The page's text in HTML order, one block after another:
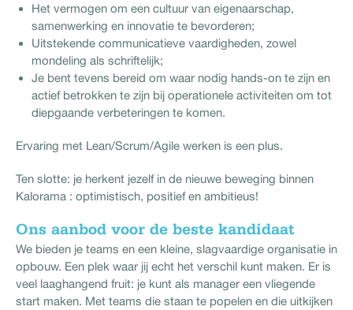
Het vermogen om een cultuur van eigenaarschap,
samenwerking en innovatie te bevorderen;
Uitstekende communicatieve vaardigheden, zowel
mondeling als schriftelijk;
Je bent tevens bereid om waar nodig hands-on te zijn en
actief betrokken te zijn bij operationele activiteiten om tot
diepgaande verbeteringen te komen.
Ervaring met Lean/Scrum/Agile werken is een plus.
Ten slotte: je herkent jezelf in de nieuwe beweging binnen
Kalorama : optimistisch, positief en ambitieus!
Ons aanbod voor de beste kandidaat
We bieden je teams en een kleine, slagvaardige organisatie in
opbouw. Een plek waar jij echt het verschil kunt maken. Er is
veel laaghangend fruit: je kunt als manager een vliegende
start maken. Met teams die staan te popelen en die uitkijken